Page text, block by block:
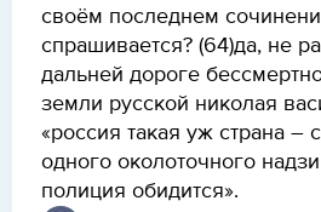
своём последнем
спрашивается? (64)да, не
дальней дороге
земли русской николая
«россия такая уж страна –
одного околоточного
полиция обидится».